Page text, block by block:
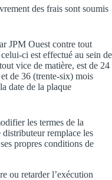
des frais sont soumis
JPM Ouest contre tout
ci est effectué au sein de
vice de matière, est de 24
de 36 (trente-six) mois
date de la plaque
les termes de la
remplace les
propres conditions de
ou retarder l’exécution